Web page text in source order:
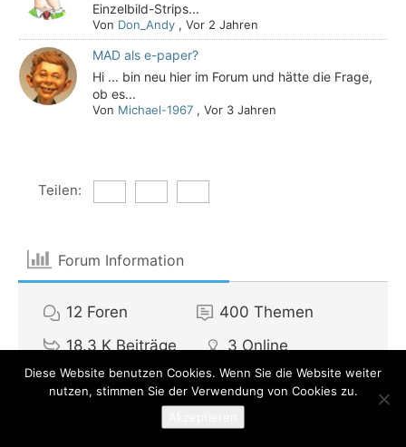
Einzelbild-Strips...
Von Don_Andy ,Vor 2 Jahren
MAD als e-paper?
Hi ... bin neu hier im Forum und hätte die Frage,
ob es...
Von Michael-1967 ,Vor 3 Jahren
Teilen:
Forum Information
12 Foren 400 Themen
18.3 K Beiträge 3 Online
525 Mitglieder
Diese Website benutzen Cookies. Wenn Sie die Website weiter
nutzen, stimmen Sie der Verwendung von Cookies zu.